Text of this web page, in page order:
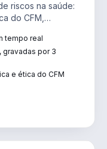
riscos na saúde:
do CFM,
tempo real
gravadas por 3
e ética do CFM